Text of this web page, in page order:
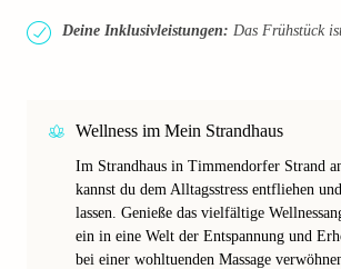
Deine Inklusivleistungen: Das Frühstück
Wellness im Mein Strandhaus
Im Strandhaus in Timmendorfer Strand
kannst du dem Alltagsstress entfliehen
lassen. Genieße das vielfältige
ein in eine Welt der Entspannung und
bei einer wohltuenden Massage